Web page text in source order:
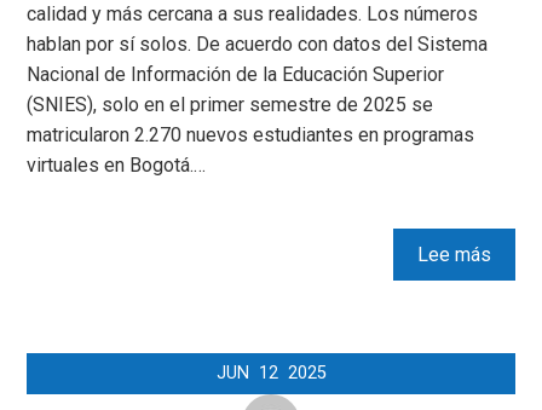
calidad y más cercana a sus realidades. Los números
hablan por sí solos. De acuerdo con datos del Sistema
Nacional de Información de la Educación Superior
(SNIES), solo en el primer semestre de 2025 se
matricularon 2.270 nuevos estudiantes en programas
virtuales en Bogotá.…
Lee más
JUN 12 2025